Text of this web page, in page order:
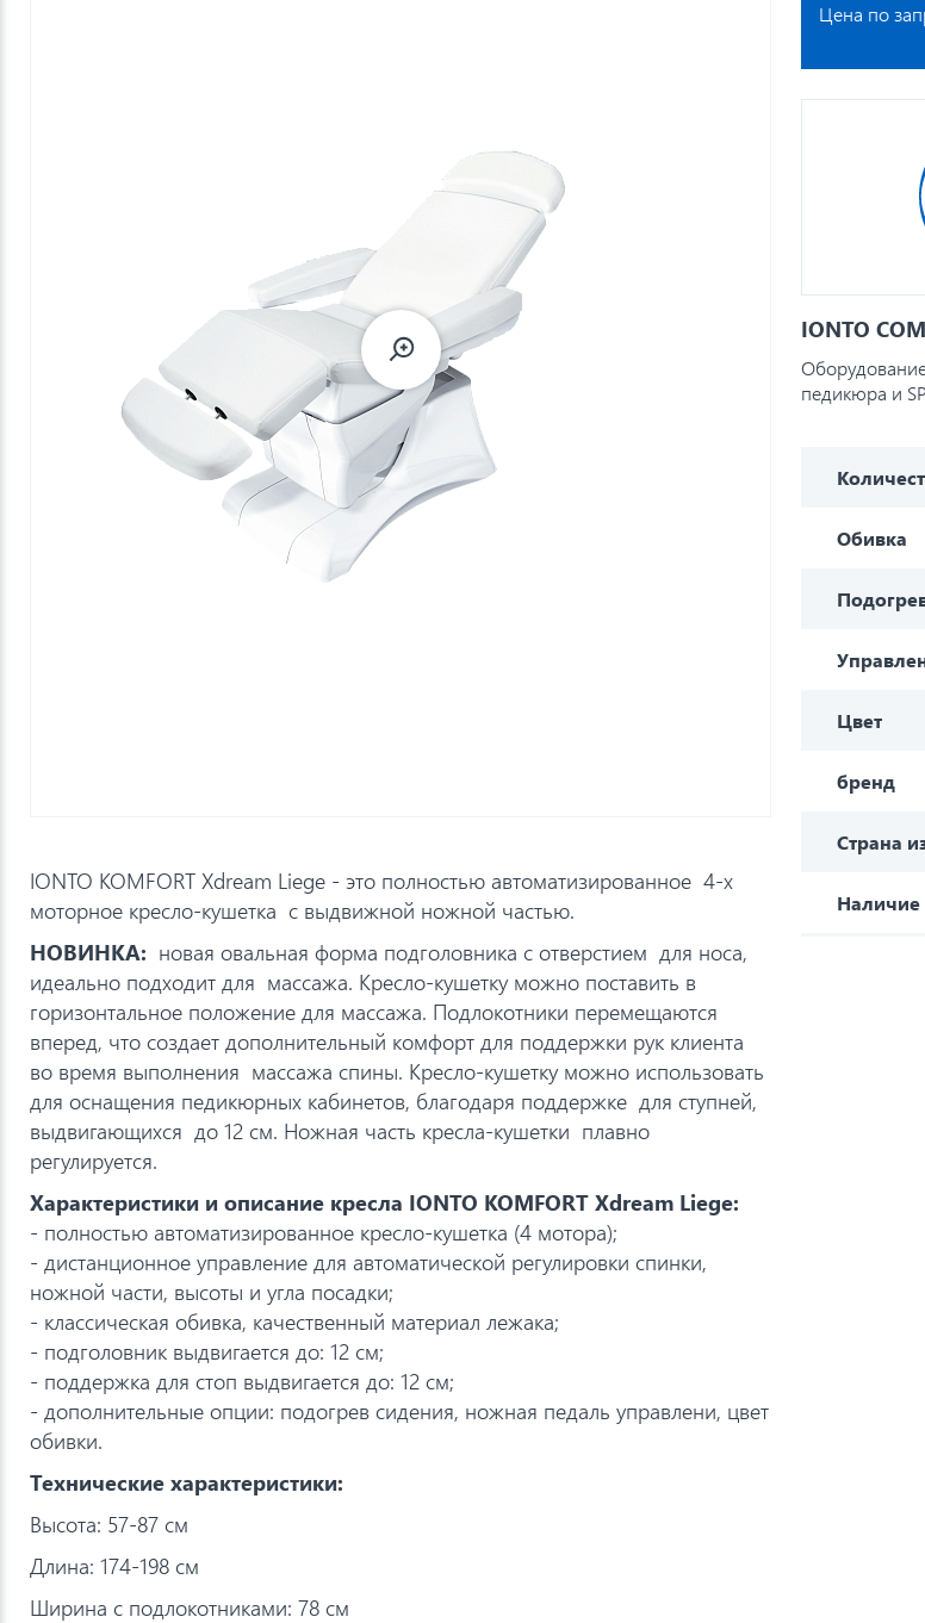
IONTO KOMFORT Xdream Liege - это полностью автоматизированное 4-х
моторное кресло-кушетка с выдвижной ножной частью.
НОВИНКА: новая овальная форма подголовника с отверстием для носа,
идеально подходит для массажа. Кресло-кушетку можно поставить в
горизонтальное положение для массажа. Подлокотники перемещаются
вперед, что создает дополнительный комфорт для поддержки рук клиента
во время выполнения массажа спины. Кресло-кушетку можно использовать
для оснащения педикюрных кабинетов, благодаря поддержке для ступней,
выдвигающихся до 12 см. Ножная часть кресла-кушетки плавно
регулируется.
Характеристики и описание кресла IONTO KOMFORT Xdream Liege:
- полностью автоматизированное кресло-кушетка (4 мотора);
- дистанционное управление для автоматической регулировки спинки,
ножной части, высоты и угла посадки;
- классическая обивка, качественный материал лежака;
- подголовник выдвигается до: 12 см;
- поддержка для стоп выдвигается до: 12 см;
- дополнительные опции: подогрев сидения, ножная педаль управлени, цвет
обивки.
Технические характеристики:
Высота: 57-87 см
Длина: 174-198 см
Ширина с подлокотниками: 78 см
Цена по
IONTO
педикюра и
Обивка
Цвет
бренд
Страна
Наличие